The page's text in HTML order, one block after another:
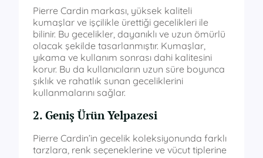
Pierre Cardin markası, yüksek kaliteli
kumaşlar ve işçilikle ürettiği gecelikleri ile
bilinir. Bu gecelikler, dayanıklı ve uzun ömürlü
olacak şekilde tasarlanmıştır. Kumaşlar,
yıkama ve kullanım sonrası dahi kalitesini
korur. Bu da kullanıcıların uzun süre boyunca
şıklık ve rahatlık sunan geceliklerini
kullanmalarını sağlar.
2. Geniş Ürün Yelpazesi
Pierre Cardin’in gecelik koleksiyonunda farklı
tarzlara, renk seçeneklerine ve vücut tiplerine